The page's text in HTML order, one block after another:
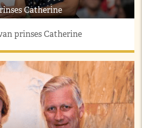
Catherine
prinses Catherine